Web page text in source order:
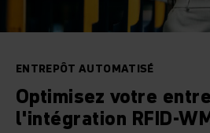
ENTREPÔT AUTOMATISÉ
Optimisez votre
l'intégration RFID-